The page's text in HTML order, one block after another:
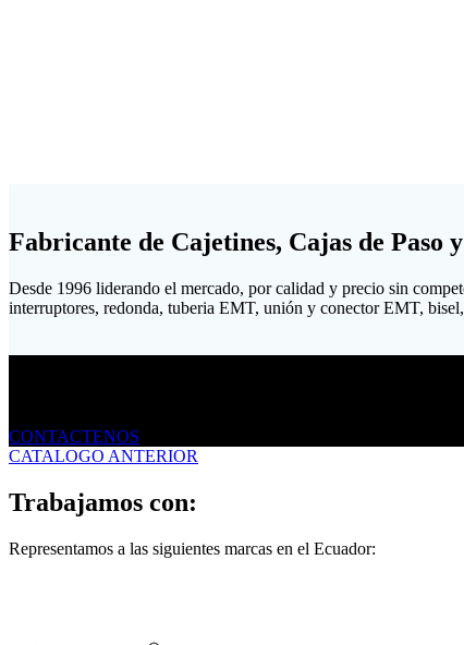
Fabricante de Cajetines, Cajas de
Desde 1996 liderando el mercado, por calidad y precio sin
interruptores, redonda, tuberia EMT, unión y conector EMT,
CONTACTENOS
CATALOGO ANTERIOR
Trabajamos con:
Representamos a las siguientes marcas en el Ecuador: